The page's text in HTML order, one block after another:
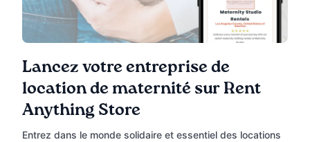
Lancez votre entreprise de
location de maternité sur Rent
Anything Store
Entrez dans le monde solidaire et essentiel des locations